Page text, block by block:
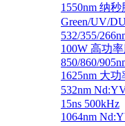
1550nm 纳
Green/UV/
532/355/
100W 高功
850/860/
1625nm 大
532nm
15ns 500kHz
1064nm